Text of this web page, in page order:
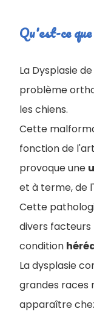
Qu'est-ce
La Dysplasie
problème
les chiens.
Cette
fonction de
provoque une
et à terme, de
Cette
divers
condition
La dysplasie
grandes races
apparaître